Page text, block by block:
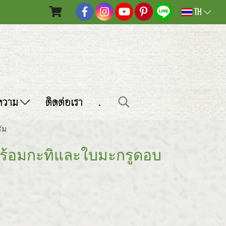
TH
าม ติดต่อเรา .
อมกะทิและใบมะกรูดอบ